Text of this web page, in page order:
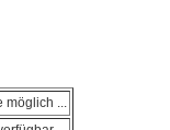
...